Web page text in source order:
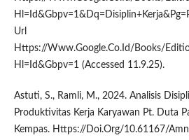
Url
Https://Www.Google.Co.Id/Books/
Hl=Id&Gbpv=1 (Accessed 11.9.25).
Astuti, S., Ramli, M., 2024. Analisis
Produktivitas Kerja Karyawan Pt. Duta
Kempas. Https://Doi.Org/10.61167/